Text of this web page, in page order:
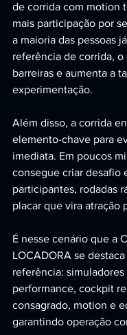
de corrida com motion
mais participação por
a maioria das pessoas
referência de corrida, o
barreiras e aumenta a
experimentação.
Além disso, a corrida
elemento-chave para
imediata. Em poucos
consegue criar desafio
participantes, rodadas
placar que vira atração
É nesse cenário que a
LOCADORA se
referência: simuladores
performance, cockpit
consagrado, motion e
garantindo operação